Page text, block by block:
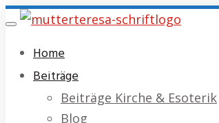
Skip
main
content
Toggle
Home
Beiträge
Beiträge Kirche & Esoterik
Blog